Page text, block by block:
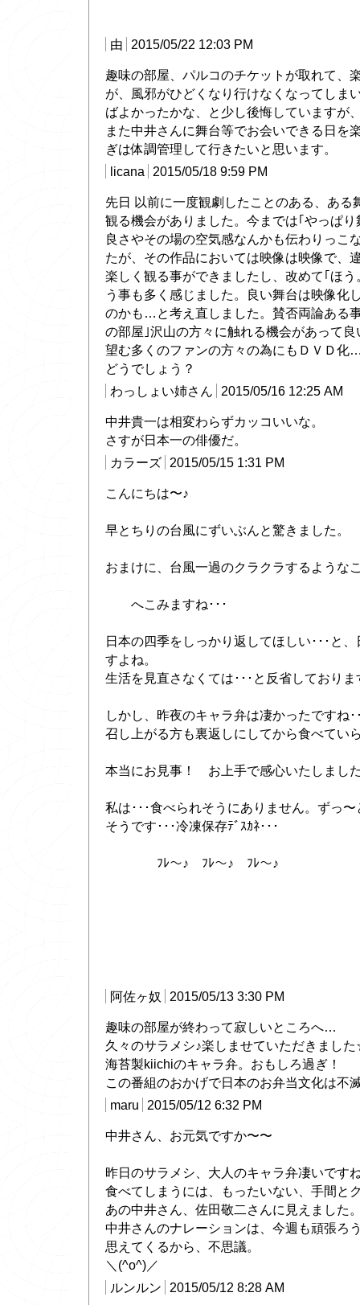
由 2015/05/22 12:03 PM
趣味の部屋、パルコのチケットが取れて、
が、風邪がひどくなり行けなくなってしま
ばよかったかな、と少し後悔していますが
また中井さんに舞台等でお会いできる日を
ぎは体調管理して行きたいと思います。
licana
2015/05/18 9:59 PM
先日 以前に一度観劇したことのある、ある
観る機会がありました。今までは｢やっぱ
良さやその場の空気感なんかも伝わりっこ
たが、その作品においては映像は映像で、
楽しく観る事ができましたし、改めて｢ほ
う事も多く感じました。良い舞台は映像化
のかも…と考え直しました。賛否両論ある
の部屋｣沢山の方々に触れる機会があって
望む多くのファンの方々の為にもＤＶＤ化
どうでしょう？
わっしょい姉さん
2015/05/16 12:25 AM
中井貴一は相変わらずカッコいいな。
さすが日本一の俳優だ。
カラーズ
2015/05/15 1:31 PM
こんにちは〜♪
早とちりの台風にずいぶんと驚きました。
おまけに、台風一過のクラクラするような
へこみますね･･･
日本の四季をしっかり返してほしい･･･と
すよね。
生活を見直さなくては･･･と反省しておりま
しかし、昨夜のキャラ弁は凄かったですね･
召し上がる方も裏返しにしてから食べてい
本当にお見事！ お上手で感心いたしまし
私は･･･食べられそうにありません。ずっ
そうです･･･冷凍保存ﾃﾞｽｶﾈ･･･
ﾌﾚ〜♪ ﾌﾚ〜♪ ﾌﾚ〜♪
阿佐ヶ奴 2015/05/13 3:30 PM
趣味の部屋が終わって寂しいところへ…
久々のサラメシ♪楽しませていただきまし
海苔製kiichiのキャラ弁。おもしろ過ぎ！
この番組のおかげで日本のお弁当文化は不
maru
2015/05/12 6:32 PM
中井さん、お元気ですか〜〜
昨日のサラメシ、大人のキャラ弁凄いです
食べてしまうには、もったいない、手間と
あの中井さん、佐田敬二さんに見えました
中井さんのナレーションは、今週も頑張ろ
思えてくるから、不思議。
＼(^o^)／
ルンルン
2015/05/12 8:28 AM